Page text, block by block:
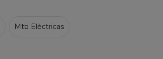
Mtb Eléctricas